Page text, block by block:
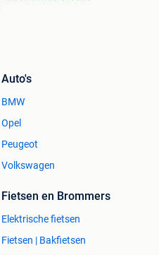
Auto's
BMW
Opel
Peugeot
Volkswagen
Fietsen en Brommers
Elektrische fietsen
Fietsen | Bakfietsen